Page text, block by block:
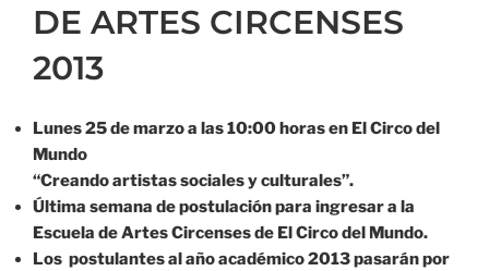
DE ARTES CIRCENSES
2013
Lunes 25 de marzo a las 10:00 horas en El Circo del
Mundo
“Creando artistas sociales y culturales”.
Última semana de postulación para ingresar a la
Escuela de Artes Circenses de El Circo del Mundo.
Los postulantes al año académico 2013 pasarán por